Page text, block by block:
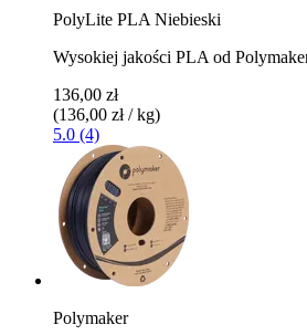
PolyLite PLA Niebieski
Wysokiej jakości PLA od
136,00 zł
(136,00 zł / kg)
5.0 (4)
Polymaker